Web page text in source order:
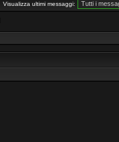
Visualizza ultimi messaggi: